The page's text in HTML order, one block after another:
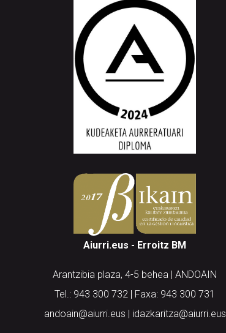
Aiurri.eus - Erroitz BM
Arantzibia plaza, 4-5 behea | ANDOAIN
Tel.: 943 300 732 | Faxa: 943 300 731
andoain@aiurri.eus | idazkaritza@aiurri.eus